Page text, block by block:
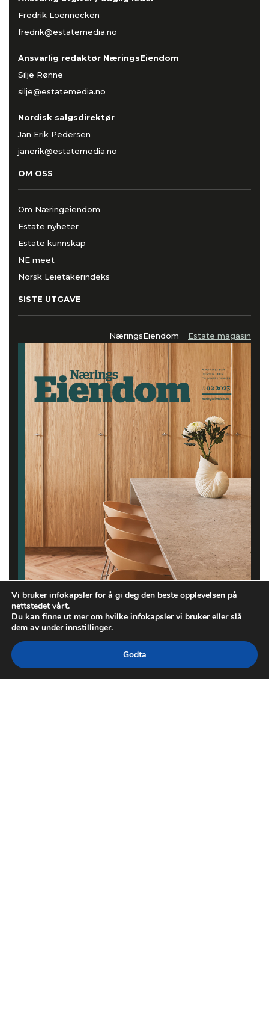
Fredrik Loennecken
fredrik@estatemedia.no
Ansvarlig redaktør NæringsEiendom
Silje Rønne
silje@estatemedia.no
Nordisk salgsdirektør
Jan Erik Pedersen
janerik@estatemedia.no
OM OSS
Om Næringeiendom
Estate nyheter
Estate kunnskap
NE meet
Norsk Leietakerindeks
SISTE UTGAVE
NæringsEiendom Estate magasin
Vi bruker infokapsler for å gi deg den beste opplevelsen på
nettstedet vårt.
Du kan finne ut mer om hvilke infokapsler vi bruker eller slå
dem av underinnstillinger.
Godta